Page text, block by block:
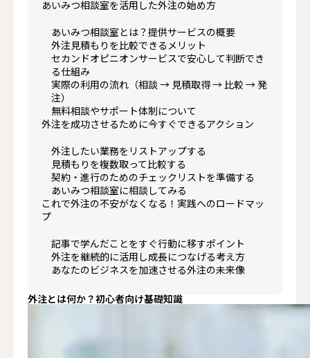
あいみつ相談室を活用した外注の始め方
あいみつ相談室とは？提供サービスの概要
外注見積もりを比較できるメリット
セカンドオピニオンサービスで安心して判断でき
る仕組み
実際の利用の流れ（相談 → 見積取得 → 比較 → 発
注）
無料相談やサポート体制について
外注を成功させるために今すぐできるアクション
外注したい業務をリストアップする
見積もりを複数取って比較する
契約・進行のためのチェックリストを準備する
あいみつ相談室に相談してみる
これで外注の不安がなくなる！実践へのロードマッ
プ
記事で学んだことをすぐ行動に移すポイント
外注を継続的に活用し成長につなげる考え方
あなたのビジネスを加速させる外注の未来像
外注とは何か？初心者向け基礎知識